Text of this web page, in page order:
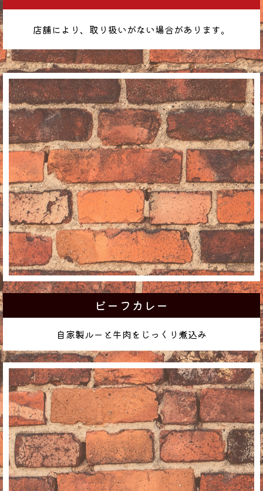
店舗により、取り扱いがない場合があります。
ビーフカレー
自家製ルーと牛肉をじっくり煮込み